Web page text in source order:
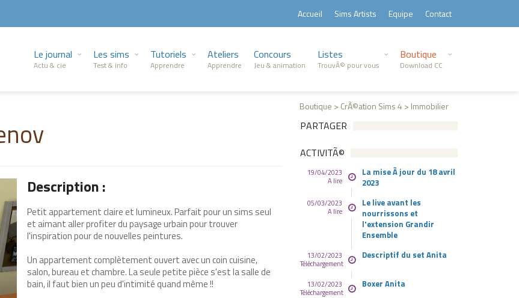
Accueil Sims Artists Equipe Contact
Le journal
Actu & cie
Les sims
Test & info
Tutoriels
Apprendre
Ateliers
Apprendre
Concours
Jeu & animation
Listes
TrouvÃ© pour vous
Boutique
Download CC
Boutique > CrÃ©ation Sims 4 > Immobilier
Description :
Petit appartement claire et lumineux. Parfait pour un sims seul
et aimant aller profiter du paysage urbain pour trouver
l'inspiration pour de nouvelles peintures.
Un appartement complètement ouvert avec un coin cuisine,
salon, bureau et chambre. La seule petite pièce s'est la salle de
bain, il faut bien un peu d'intimité quand même !!
PARTAGER
ACTIVITÃ©
19/04/2023
A lire
La mise Ã jour du 18 avril
2023
05/03/2023
A lire
Le live avant les
nourrissons et
l'extension Grandir
Ensemble
13/02/2023
Téléchargement
Descriptif du set Anita
13/02/2023
Téléchargement
Boxer Anita